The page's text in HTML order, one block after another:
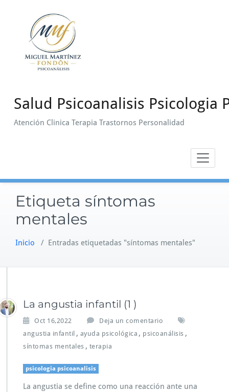
contenido
Salud Psicoanalisis Psicologia
Atención Clinica Terapia Trastornos Personalidad
Etiqueta síntomas
mentales
Inicio / Entradas etiquetadas "síntomas mentales"
La angustia infantil (1 )
Oct 16,2022
Deja un comentario
angustia infantil , ayuda psicológica , psicoanálisis ,
síntomas mentales , terapia
psicologia psicoanalisis
La angustia se define como una reacción ante una